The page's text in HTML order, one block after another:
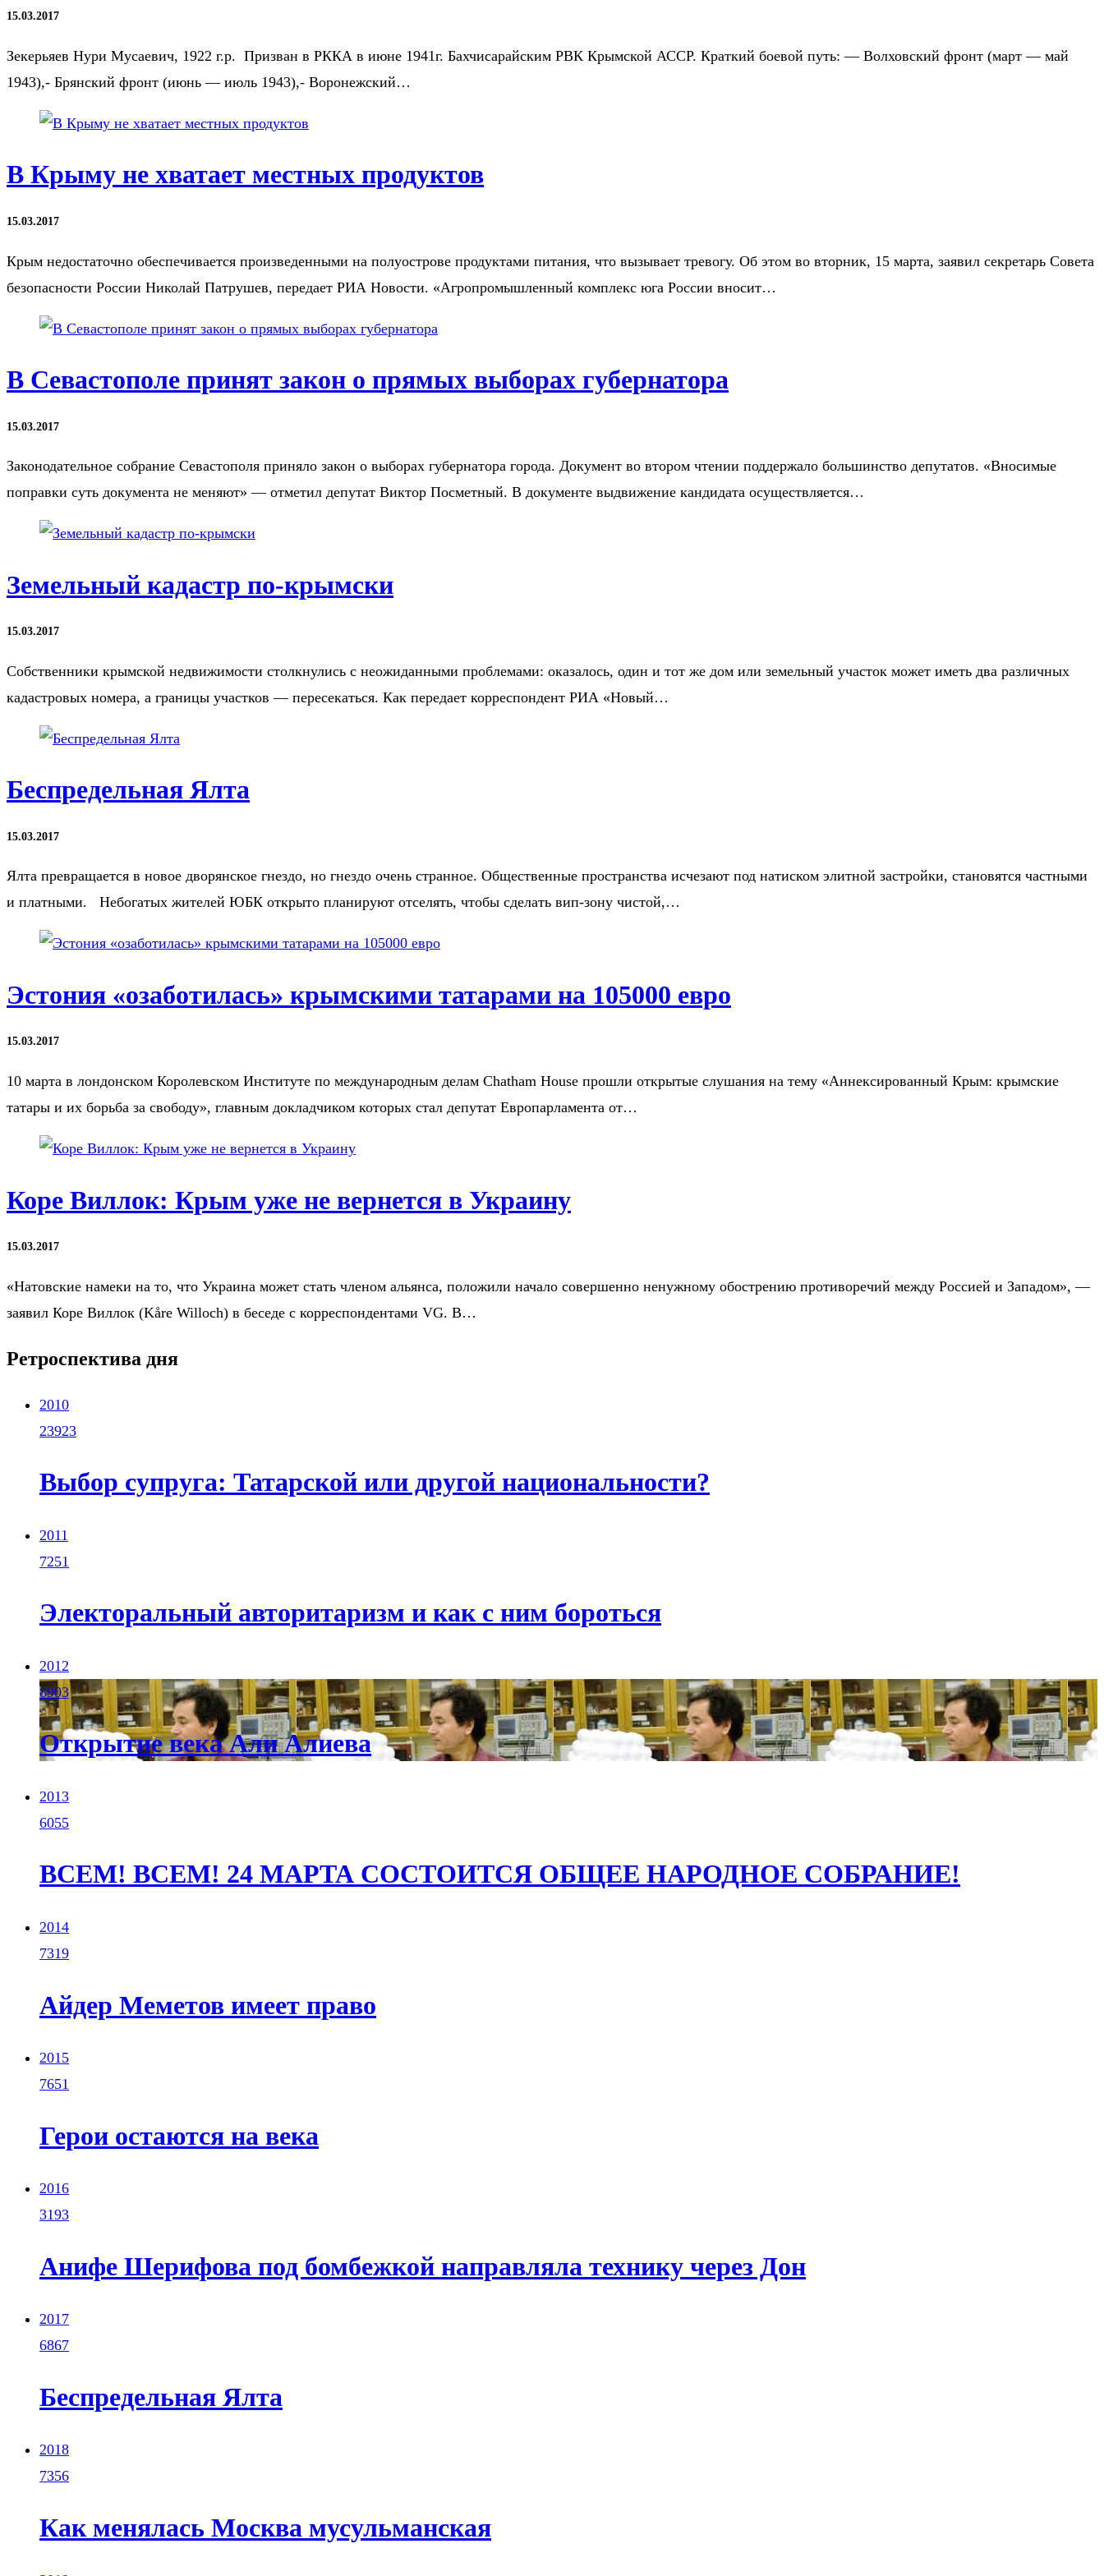
15.03.2017
Зекерьяев Нури Мусаевич, 1922 г.р. Призван в РККА в июне 1941г. Бахчисарайским РВК Крымской АССР. Краткий боевой путь: — Волховский фронт (март — май
1943),- Брянский фронт (июнь — июль 1943),- Воронежский…
В Крыму не хватает местных продуктов
15.03.2017
Крым недостаточно обеспечивается произведенными на полуострове продуктами питания, что вызывает тревогу. Об этом во вторник, 15 марта, заявил секретарь Совета
безопасности России Николай Патрушев, передает РИА Новости. «Агропромышленный комплекс юга России вносит…
В Севастополе принят закон о прямых выборах губернатора
15.03.2017
Законодательное собрание Севастополя приняло закон о выборах губернатора города. Документ во втором чтении поддержало большинство депутатов. «Вносимые
поправки суть документа не меняют» — отметил депутат Виктор Посметный. В документе выдвижение кандидата осуществляется…
Земельный кадастр по-крымски
15.03.2017
Собственники крымской недвижимости столкнулись с неожиданными проблемами: оказалось, один и тот же дом или земельный участок может иметь два различных
кадастровых номера, а границы участков — пересекаться. Как передает корреспондент РИА «Новый…
Беспредельная Ялта
15.03.2017
Ялта превращается в новое дворянское гнездо, но гнездо очень странное. Общественные пространства исчезают под натиском элитной застройки, становятся частными
и платными. Небогатых жителей ЮБК открыто планируют отселять, чтобы сделать вип-зону чистой,…
Эстония «озаботилась» крымскими татарами на 105000 евро
15.03.2017
10 марта в лондонском Королевском Институте по международным делам Chatham House прошли открытые слушания на тему «Аннексированный Крым: крымские
татары и их борьба за свободу», главным докладчиком которых стал депутат Европарламента от…
Коре Виллок: Крым уже не вернется в Украину
15.03.2017
«Натовские намеки на то, что Украина может стать членом альянса, положили начало совершенно ненужному обострению противоречий между Россией и Западом», —
заявил Коре Виллок (Kåre Willoch) в беседе с корреспондентами VG. В…
Ретроспектива дня
2010
23923
Выбор супруга: Татарской или другой национальности?
2011
7251
Электоральный авторитаризм и как с ним бороться
2012
8903
Открытие века Али Алиева
2013
6055
ВСЕМ! ВСЕМ! 24 МАРТА СОСТОИТСЯ ОБЩЕЕ НАРОДНОЕ СОБРАНИЕ!
2014
7319
Айдер Меметов имеет право
2015
7651
Герои остаются на века
2016
3193
Анифе Шерифова под бомбежкой направляла технику через Дон
2017
6867
Беспредельная Ялта
2018
7356
Как менялась Москва мусульманская